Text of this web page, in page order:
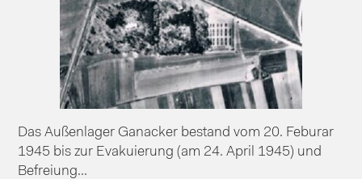
Das Außenlager Ganacker bestand vom 20. Feburar
1945 bis zur Evakuierung (am 24. April 1945) und
Befreiung...